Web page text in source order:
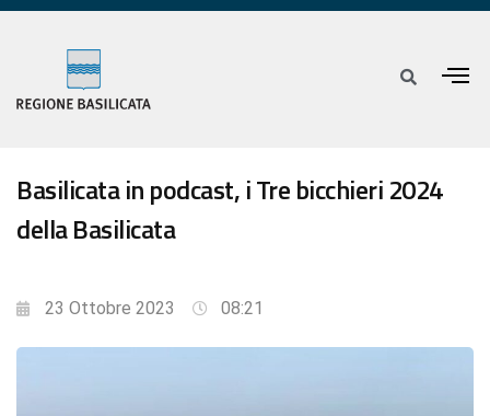
Basilicata in podcast, i Tre bicchieri 2024
della Basilicata
23 Ottobre 2023 08:21